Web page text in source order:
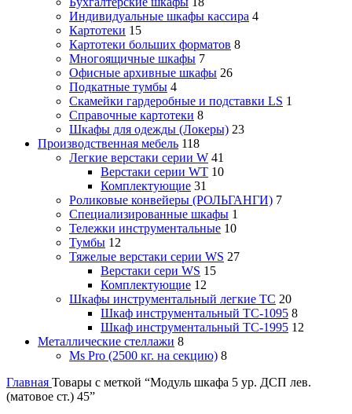
Индивидуальные шкафы кассира 4
Картотеки 15
Картотеки больших форматов 8
Многоящичные шкафы 7
Офисные архивные шкафы 26
Подкатные тумбы 4
Скамейки гардеробные и подставки LS 1
Справочные картотеки 8
Шкафы для одежды (Локеры) 23
Производственная мебель 118
Легкие верстаки серии W 41
Верстаки серии WT 10
Комплектующие 31
Роликовые конвейеры (РОЛЬГАНГИ) 7
Специализированные шкафы 1
Тележки инструментальные 10
Тумбы 12
Тяжелые верстаки серии WS 27
Верстаки сери WS 15
Комплектующие 12
Шкафы инструментальный легкие ТС 20
Шкаф инструментальный TC-1095 8
Шкаф инструментальный TC-1995 12
Металлические стеллажи 8
Ms Pro (2500 кг. на секцию) 8
Главная Товары с меткой “Модуль шкафа 5 ур. ДСП лев.
(матовое ст.) 45”